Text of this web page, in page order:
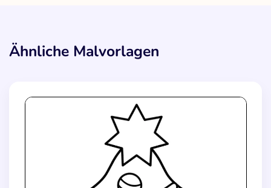
Ähnliche Malvorlagen